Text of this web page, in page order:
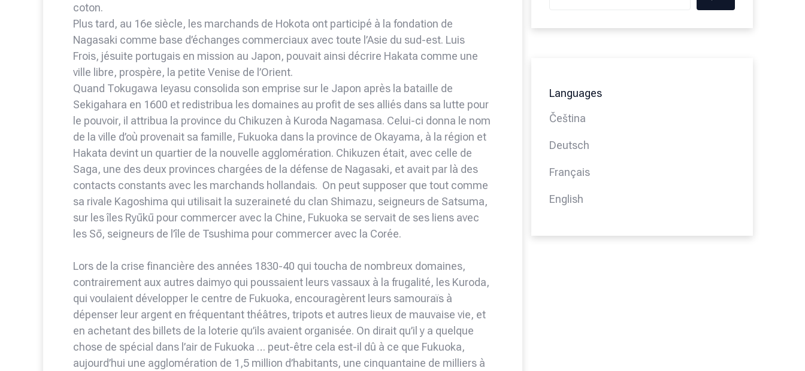
coton.
Plus tard, au 16e siècle, les marchands de Hokota ont participé à la fondation de
Nagasaki comme base d’échanges commerciaux avec toute l’Asie du sud-est. Luis
Frois, jésuite portugais en mission au Japon, pouvait ainsi décrire Hakata comme une
ville libre, prospère, la petite Venise de l’Orient.
Quand Tokugawa Ieyasu consolida son emprise sur le Japon après la bataille de
Sekigahara en 1600 et redistribua les domaines au profit de ses alliés dans sa lutte pour
le pouvoir, il attribua la province du Chikuzen à Kuroda Nagamasa. Celui-ci donna le nom
de la ville d’où provenait sa famille, Fukuoka dans la province de Okayama, à la région et
Hakata devint un quartier de la nouvelle agglomération. Chikuzen était, avec celle de
Saga, une des deux provinces chargées de la défense de Nagasaki, et avait par là des
contacts constants avec les marchands hollandais. On peut supposer que tout comme
sa rivale Kagoshima qui utilisait la suzeraineté du clan Shimazu, seigneurs de Satsuma,
sur les îles Ryūkū pour commercer avec la Chine, Fukuoka se servait de ses liens avec
les Sō, seigneurs de l’île de Tsushima pour commercer avec la Corée.
Lors de la crise financière des années 1830-40 qui toucha de nombreux domaines,
contrairement aux autres daimyo qui poussaient leurs vassaux à la frugalité, les Kuroda,
qui voulaient développer le centre de Fukuoka, encouragèrent leurs samouraïs à
dépenser leur argent en fréquentant théâtres, tripots et autres lieux de mauvaise vie, et
en achetant des billets de la loterie qu’ils avaient organisée. On dirait qu’il y a quelque
chose de spécial dans l’air de Fukuoka … peut-être cela est-il dû à ce que Fukuoka,
aujourd’hui une agglomération de 1,5 million d’habitants, une cinquantaine de milliers à
Languages
Čeština
Deutsch
Français
English